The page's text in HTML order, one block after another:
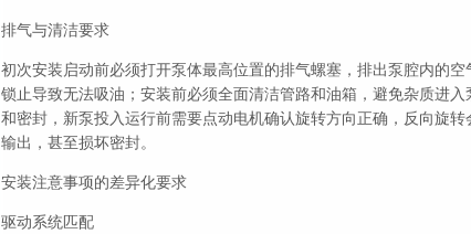
排气与清洁要求
初次安装启动前必须打开泵体最高位置的排气螺塞，排出泵腔内的空
锁止导致无法吸油；安装前必须全面清洁管路和油箱，避免杂质进入
和密封，新泵投入运行前需要点动电机确认旋转方向正确，反向旋转
输出，甚至损坏密封。
安装注意事项的差异化要求
驱动系统匹配